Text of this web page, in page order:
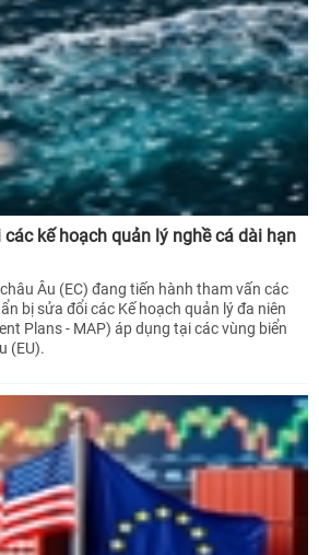
các kế hoạch quản lý nghề cá dài hạn
Âu (EC) đang tiến hành tham vấn các
bị sửa đổi các Kế hoạch quản lý đa niên
Plans - MAP) áp dụng tại các vùng biển
(EU).